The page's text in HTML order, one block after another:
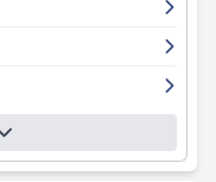
der Stadt perfekt
als reichhaltig, köstlich
bietet eine große
und die hohe
freundlichen und